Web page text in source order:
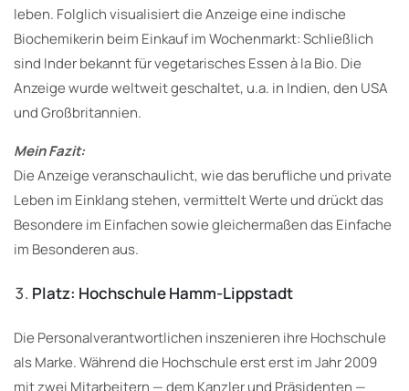
leben. Folglich visualisiert die Anzeige eine indische
Biochemikerin beim Einkauf im Wochenmarkt: Schließlich
sind Inder bekannt für vegetarisches Essen à la Bio. Die
Anzeige wurde weltweit geschaltet, u.a. in Indien, den USA
und Großbritannien.
Mein Fazit:
Die Anzeige veranschaulicht, wie das berufliche und private
Leben im Einklang stehen, vermittelt Werte und drückt das
Besondere im Einfachen sowie gleichermaßen das Einfache
im Besonderen aus.
Platz: Hochschule Hamm-Lippstadt
Die Personalverantwortlichen inszenieren ihre Hochschule
als Marke. Während die Hochschule erst erst im Jahr 2009
mit zwei Mitarbeitern — dem Kanzler und Präsidenten —